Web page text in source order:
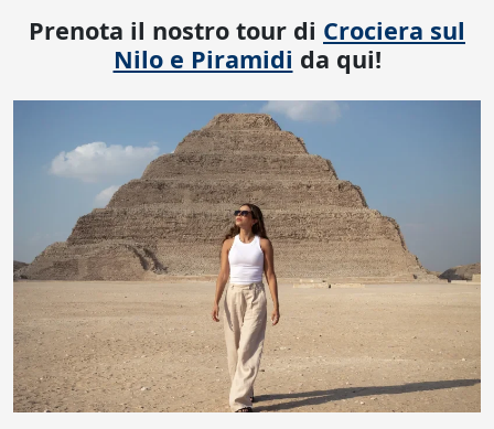
Prenota il nostro tour di Crociera sul
Nilo e Piramidi da qui!